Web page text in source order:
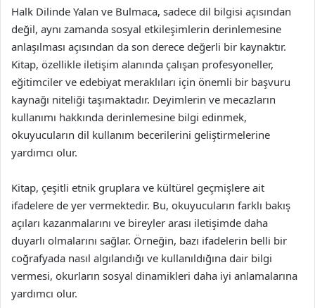
Halk Dilinde Yalan ve Bulmaca, sadece dil bilgisi açısından
değil, aynı zamanda sosyal etkileşimlerin derinlemesine
anlaşılması açısından da son derece değerli bir kaynaktır.
Kitap, özellikle iletişim alanında çalışan profesyoneller,
eğitimciler ve edebiyat meraklıları için önemli bir başvuru
kaynağı niteliği taşımaktadır. Deyimlerin ve mecazların
kullanımı hakkında derinlemesine bilgi edinmek,
okuyucuların dil kullanım becerilerini geliştirmelerine
yardımcı olur.
Kitap, çeşitli etnik gruplara ve kültürel geçmişlere ait
ifadelere de yer vermektedir. Bu, okuyucuların farklı bakış
açıları kazanmalarını ve bireyler arası iletişimde daha
duyarlı olmalarını sağlar. Örneğin, bazı ifadelerin belli bir
coğrafyada nasıl algılandığı ve kullanıldığına dair bilgi
vermesi, okurların sosyal dinamikleri daha iyi anlamalarına
yardımcı olur.